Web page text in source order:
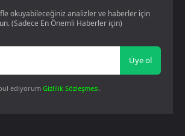
okuyabileceğiniz analizler ve haberler için
(Sadece En Önemli Haberler için)
Üye ol
ediyorum Gizlilik Sözleşmesi.